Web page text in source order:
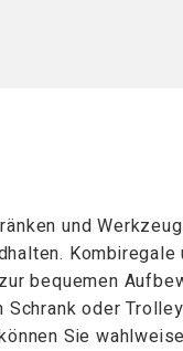
und
Kombiregale
bequemen
oder
Sie